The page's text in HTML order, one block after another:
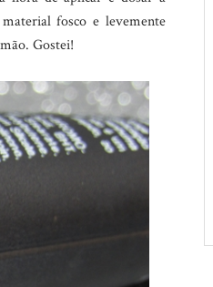
fosco e levemente
Gostei!